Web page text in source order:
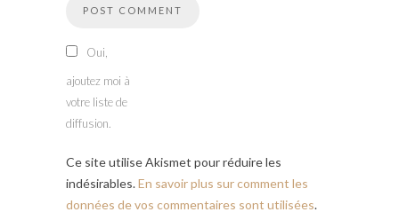
Oui,
ajoutez moi à
votre liste de
diffusion.
Ce site utilise Akismet pour réduire les
indésirables.En savoir plus sur comment les
données de vos commentaires sont utilisées.